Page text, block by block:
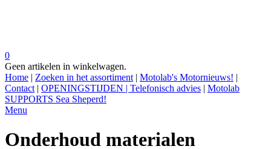
0
Geen artikelen in winkelwagen.
Home | Zoeken in het assortiment | Motolab's Motornieuws! |
Contact | OPENINGSTIJDEN | Telefonisch advies | Motolab
SUPPORTS Sea Sheperd!
Menu
Onderhoud materialen